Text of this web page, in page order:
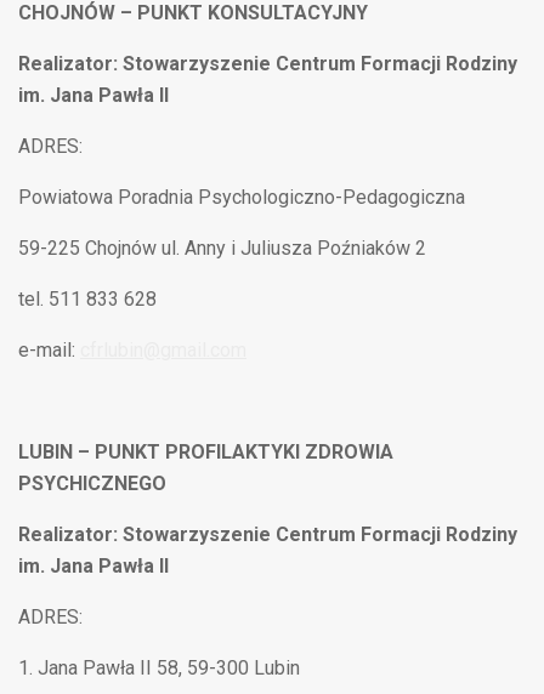
CHOJNÓW – PUNKT KONSULTACYJNY
Realizator: Stowarzyszenie Centrum Formacji Rodziny
im. Jana Pawła II
ADRES:
Powiatowa Poradnia Psychologiczno-Pedagogiczna
59-225 Chojnów ul. Anny i Juliusza Poźniaków 2
tel. 511 833 628
e-mail:
LUBIN – PUNKT PROFILAKTYKI ZDROWIA
PSYCHICZNEGO
Realizator: Stowarzyszenie Centrum Formacji Rodziny
im. Jana Pawła II
ADRES:
Jana Pawła II 58, 59-300 Lubin